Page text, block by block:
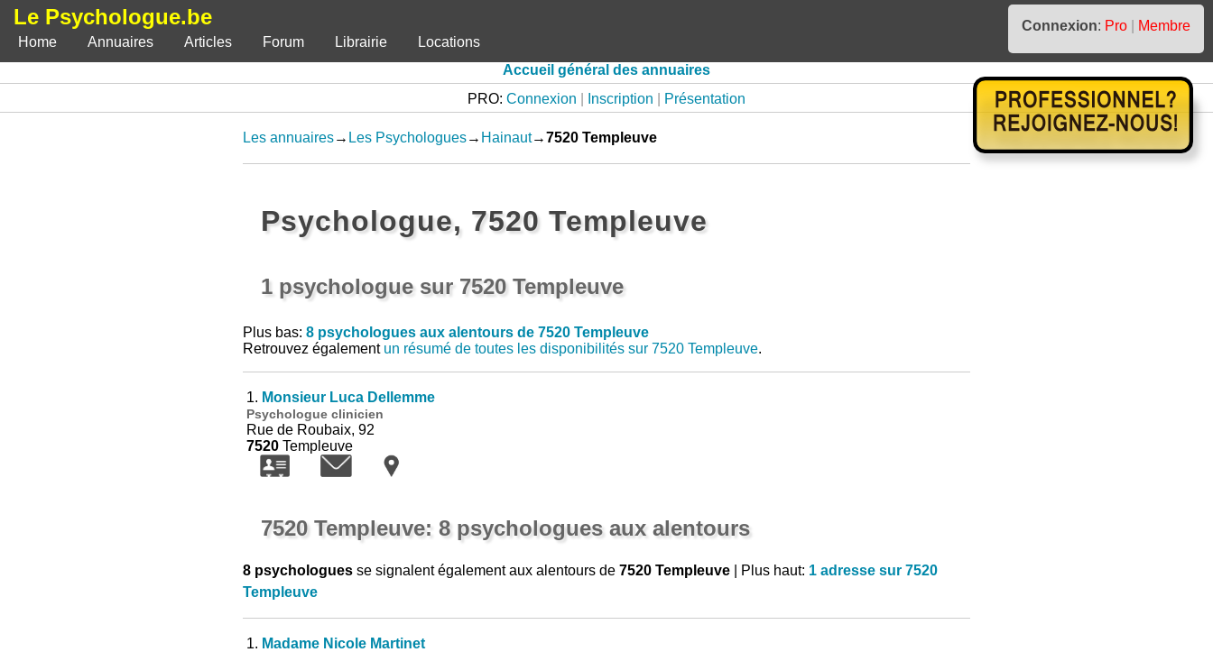
Le Psychologue.be Connexion: Pro
Membre
Home
Annuaires Articles Forum Librairie
Locations
Accueil général des annuaires
PRO: Connexion Inscription Présentation
Les annuaires→ Les Psychologues→ Hainaut→7520 Templeuve
Psychologue, 7520 Templeuve
1 psychologue sur 7520 Templeuve
Plus bas: 8 psychologues aux alentours de 7520 Templeuve
Retrouvez également un résumé de toutes les disponibilités sur 7520 Templeuve.
1. Monsieur Luca Dellemme
Psychologue clinicien
Rue de Roubaix, 92
7520Templeuve
7520 Templeuve: 8 psychologues aux alentours
8 psychologuesse signalent également aux alentours de 7520 Templeuve| Plus haut: 1 adresse sur 7520
Templeuve
1. Madame Nicole Martinet